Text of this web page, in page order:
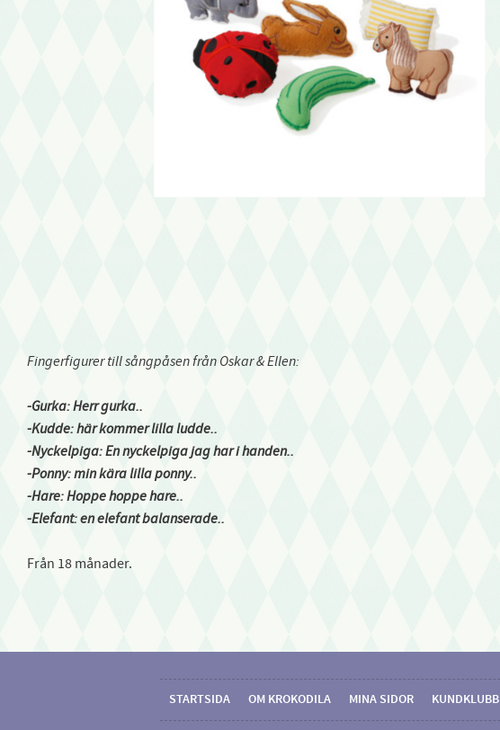
Fingerfigurer till sångpåsen från Oskar & Ellen:
-Gurka: Herr gurka..
-Kudde: här kommer lilla ludde..
-Nyckelpiga: En nyckelpiga jag har i handen..
-Ponny: min kära lilla ponny..
-Hare: Hoppe hoppe hare..
-Elefant: en elefant balanserade..
Från 18 månader.
STARTSIDA OM KROKODILA MINA SIDOR KUNDKLUBB